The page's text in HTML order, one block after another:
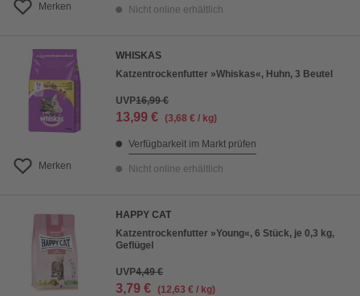
Merken Nicht online erhältlich
Merken
WHISKAS
Katzentrockenfutter »Whiskas«, Huhn, 3 Beutel
UVP16,99 €
13,99 € (3,68 € / kg)
Verfügbarkeit im Markt prüfen
Nicht online erhältlich
HAPPY CAT
Katzentrockenfutter »Young«, 6 Stück, je 0,3 kg,
Geflügel
UVP4,49 €
3,79 € (12,63 € / kg)